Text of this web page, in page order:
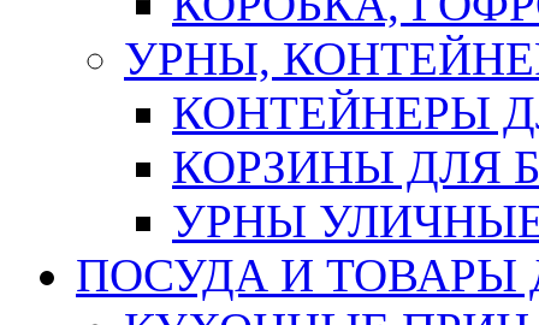
УРНЫ,
КОНТЕЙНЕРЫ
КОРЗИНЫ ДЛЯ
УРНЫ
ПОСУДА И ТОВАРЫ